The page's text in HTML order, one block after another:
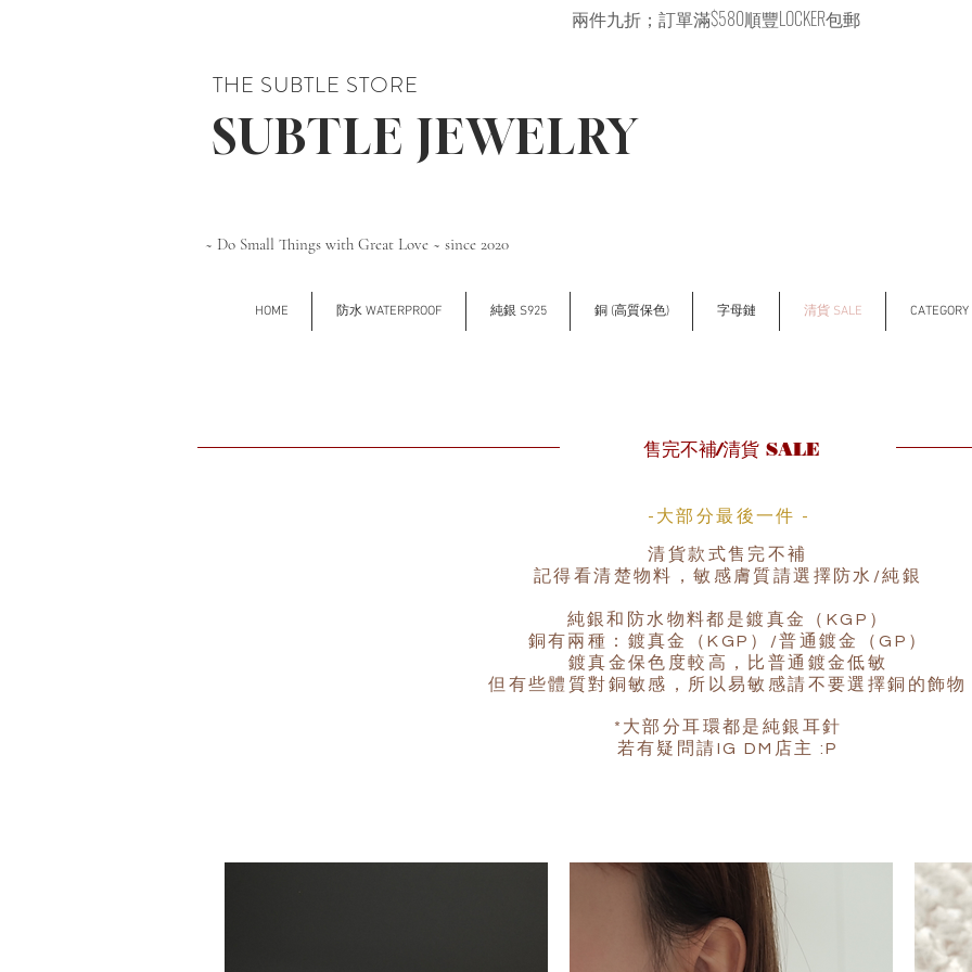
兩件九折；訂單滿$580順豐LOCKER包郵
THE SUBTLE STORE
SUBTLE JEWELRY
~ Do Small Things with Great Love ~ since 2020
HOME 防水 WATERPROOF 純銀 S925 銅 (高質保色) 字母鏈 清貨 SALE
​售完不補/清貨 SALE
-大部分最後一件 -
清貨款式售完不補
記得看清楚物料，敏感膚質請選擇防水/純銀
純銀和防水物料都是鍍真金（KGP）
銅有兩種：鍍真金（KGP）/普通鍍金（GP）
鍍真金保色度較高，比普通鍍金低敏
但有些體質對銅敏感，所以易敏感請不要選擇銅的飾物
*大部分耳環都是純銀耳針
若有疑問請IG DM店主 :P